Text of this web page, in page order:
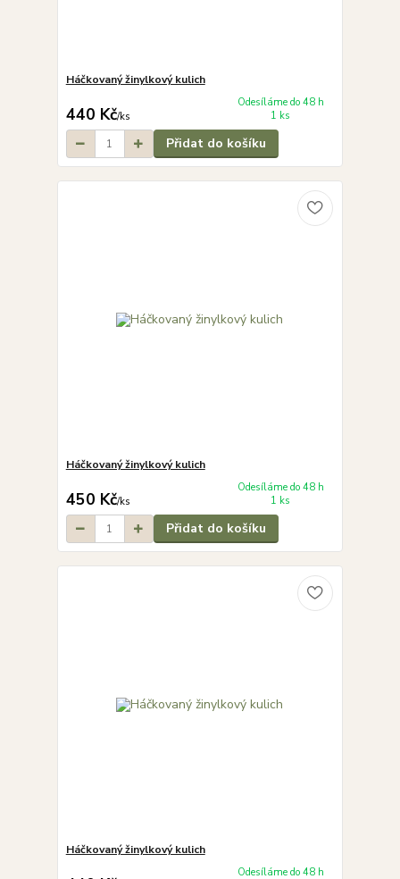
Háčkovaný žinylkový kulich
440 Kč/ks
Odesíláme do 48 h
1 ks
Přidat do košíku
Háčkovaný žinylkový kulich
450 Kč/ks
Odesíláme do 48 h
1 ks
Přidat do košíku
Háčkovaný žinylkový kulich
Odesíláme do 48 h